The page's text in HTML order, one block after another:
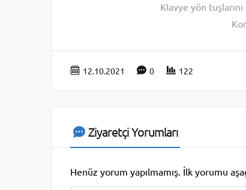
Klavye yön
12.10.2021 0 122
Ziyaretçi Yorumları
Henüz yorum yapılmamış. İlk yorumu